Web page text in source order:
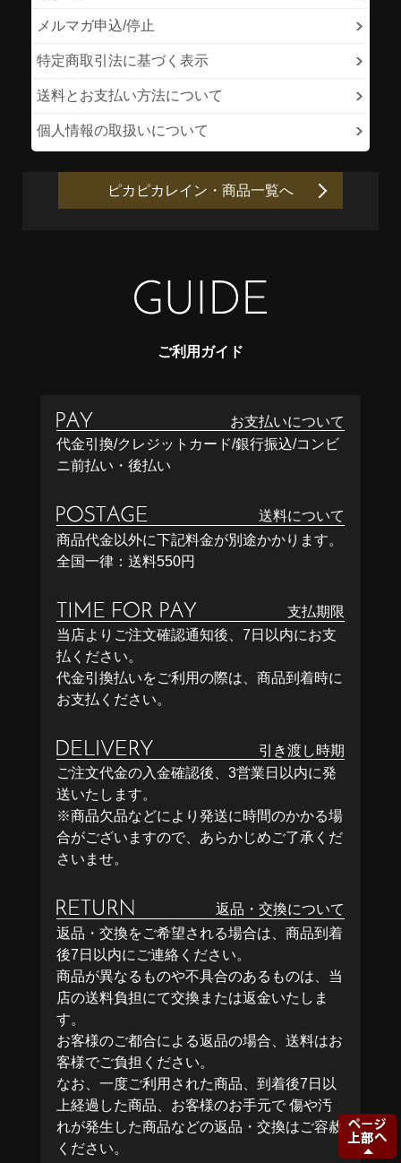
メルマガ申込/停止
特定商取引法に基づく表示
送料とお支払い方法について
個人情報の取扱いについて
ピカピカレイン・商品一覧へ
ご利用ガイド
お支払いについて
代金引換/クレジットカード/銀行振込/コンビ
ニ前払い・後払い
送料について
商品代金以外に下記料金が別途かかります。
全国一律：送料550円
支払期限
当店よりご注文確認通知後、7日以内にお支
払ください。
代金引換払いをご利用の際は、商品到着時に
お支払ください。
引き渡し時期
ご注文代金の入金確認後、3営業日以内に発
送いたします。
※商品欠品などにより発送に時間のかかる場
合がございますので、あらかじめご了承くだ
さいませ。
返品・交換について
返品・交換をご希望される場合は、商品到着
後7日以内にご連絡ください。
商品が異なるものや不具合のあるものは、当
店の送料負担にて交換または返金いたしま
す。
お客様のご都合による返品の場合、送料はお
客様でご負担ください。
なお、一度ご利用された商品、到着後7日以
上経過した商品、お客様のお手元で 傷や汚
れが発生した商品などの返品・交換はご容赦
ください。